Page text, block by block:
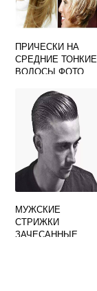
ПРИЧЕСКИ НА
СРЕДНИЕ ТОНКИЕ
ВОЛОСЫ ФОТО
МУЖСКИЕ
СТРИЖКИ
ЗАЧЕСАННЫЕ